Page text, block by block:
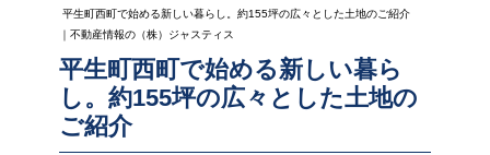
平生町西町で始める新しい暮らし。約155坪の広々とした土地のご紹介
｜不動産情報の（株）ジャスティス
平生町西町で始める新しい暮ら
し。約155坪の広々とした土地の
ご紹介